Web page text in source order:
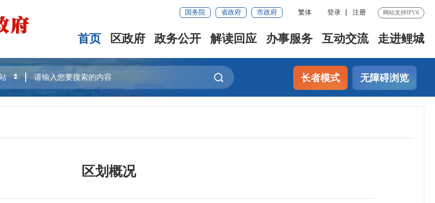
国务院 省政府 市政府 繁体 登录 注册 网站支持IPV6
首页 区政府 政务公开 解读回应 办事服务 互动交流 走进鲤城
长者模式 无障碍浏览
区划概况